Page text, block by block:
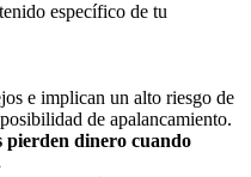
específico de tu
e implican un alto riesgo de
de apalancamiento.
pierden dinero cuando